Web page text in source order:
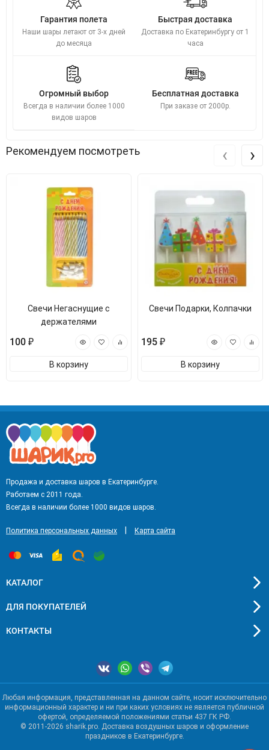
Гарантия полета
Наши шары летают от 3-х дней
до месяца
Быстрая доставка
Доставка по Екатеринбургу от 1
часа
Огромный выбор
Всегда в наличии более 1000
видов шаров
Бесплатная доставка
При заказе от 2000р.
Рекомендуем посмотреть
Свечи Негаснущие с
держателями
100 ₽
В корзину
Свечи Подарки, Колпачки
195 ₽
В корзину
‹ ›
Продажа и доставка шаров в Екатеринбурге.
Работаем с 2011 года.
Всегда в наличии более 1000 видов шаров.
Политика персональных данных Карта сайта
КАТАЛОГ
ДЛЯ ПОКУПАТЕЛЕЙ
КОНТАКТЫ
Любая информация, представленная на данном сайте, носит исключительно
информационный характер и ни при каких условиях не является публичной
офертой, определяемой положениями статьи 437 ГК РФ.
© 2011-2026 sharik.pro. Доставка воздушных шаров и оформление
праздников в Екатеринбурге.